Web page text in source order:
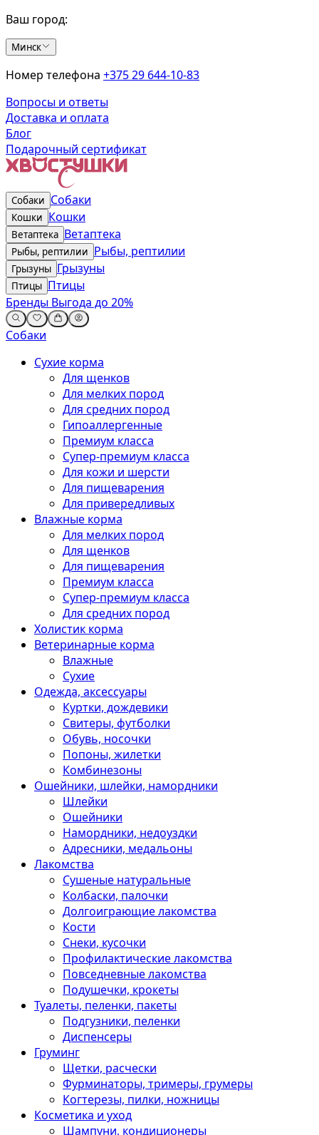
Ваш город:
Минск
Номер телефона +375 29 644-10-83
Вопросы и ответы
Доставка и оплата
Блог
Подарочный сертификат
Собаки Собаки
Кошки Кошки
Ветаптека Ветаптека
Рыбы, рептилии Рыбы, рептилии
Грызуны Грызуны
Птицы Птицы
Бренды Выгода до 20%
Собаки
Сухие корма
Для щенков
Для мелких пород
Для средних пород
Гипоаллергенные
Премиум класса
Супер-премиум класса
Для кожи и шерсти
Для пищеварения
Для привередливых
Влажные корма
Для мелких пород
Для щенков
Для пищеварения
Премиум класса
Супер-премиум класса
Для средних пород
Холистик корма
Ветеринарные корма
Влажные
Сухие
Одежда, аксессуары
Куртки, дождевики
Свитеры, футболки
Обувь, носочки
Попоны, жилетки
Комбинезоны
Ошейники, шлейки, намордники
Шлейки
Ошейники
Намордники, недоуздки
Адресники, медальоны
Лакомства
Сушеные натуральные
Колбаски, палочки
Долгоиграющие лакомства
Кости
Снеки, кусочки
Профилактические лакомства
Повседневные лакомства
Подушечки, крокеты
Туалеты, пеленки, пакеты
Подгузники, пеленки
Диспенсеры
Груминг
Щетки, расчески
Фурминаторы, тримеры, грумеры
Когтерезы, пилки, ножницы
Косметика и уход
Шампуни, кондиционеры